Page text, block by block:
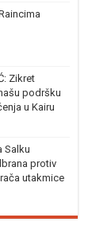
Zikret
podršku
u Kairu
Salku
protiv
utakmice